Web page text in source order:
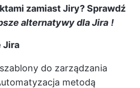
zamiast Jiry? Sprawdź
alternatywy dla Jira !
Jira
szablony do zarządzania
metodą